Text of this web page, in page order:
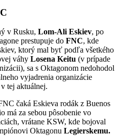
v Rusku, Lom-Ali Eskiev, po
prestupuje do FNC, kde
ktorý mal byť podľa všetkého
váhy Losena Keitu (v prípade
sa s Oktagonom nedohodol
vyjadrenia organizácie
tej aktuálnej.
čaká Eskieva rodák z Buenos
má za sebou pôsobenie vo
vrátane KSW, kde bojoval
Oktagonu Legierskemu.